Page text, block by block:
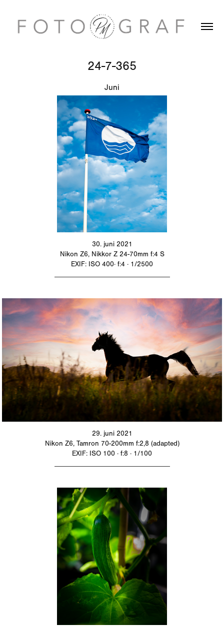
24-7-365
Juni
30. juni 2021
Nikon Z6, Nikkor Z 24-70mm f:4 S
EXIF: ISO 400· f:4 · 1/2500
29. juni 2021
Nikon Z6, Tamron 70-200mm f:2,8 (adapted)
EXIF: ISO 100 · f:8 · 1/100